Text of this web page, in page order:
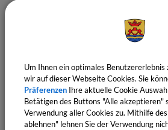
Um Ihnen ein optimales
wir auf dieser Webseite Cookies. Sie
Präferenzen Ihre aktuelle Cookie
Betätigen des Buttons "Alle akzeptieren"
Verwendung aller Cookies zu. Mithilfe
ablehnen" lehnen Sie der Verwendung